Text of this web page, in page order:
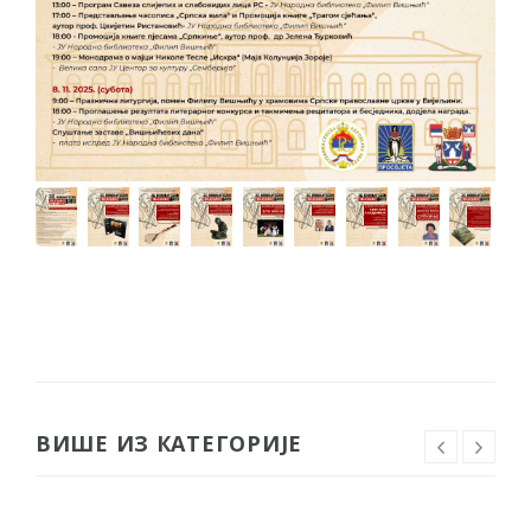
ВИШЕ ИЗ КАТЕГОРИЈЕ